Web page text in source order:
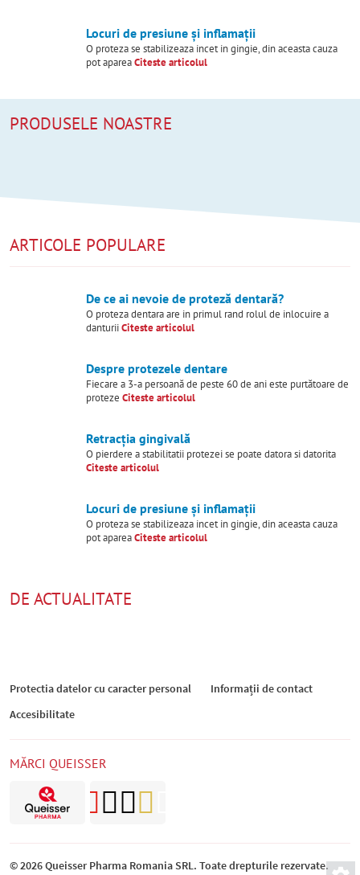
Locuri de presiune și inflamații
O proteza se stabilizeaza incet in gingie, din aceasta cauza
pot apareaCiteste articolul
PRODUSELE NOASTRE
ARTICOLE POPULARE
De ce ai nevoie de proteză dentară?
O proteza dentara are in primul rand rolul de inlocuire a
danturiiCiteste articolul
Despre protezele dentare
Fiecare a 3-a persoană de peste 60 de ani este purtătoare de
proteze Citeste articolul
Retracția gingivală
O pierdere a stabilitatii protezei se poate datora si datorita
Citeste articolul
Locuri de presiune și inflamații
O proteza se stabilizeaza incet in gingie, din aceasta cauza
pot apareaCiteste articolul
DE ACTUALITATE
Protectia datelor cu caracter personal
Informații de contact
Accesibilitate
MĂRCI QUEISSER
© 2026 Queisser Pharma Romania SRL. Toate drepturile rezervate.